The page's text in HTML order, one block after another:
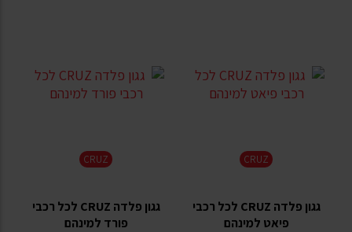
CRUZ
גגון פלדה CRUZ לכל רכבי
פיאט למינהם
CRUZ
גגון פלדה CRUZ לכל רכבי
פורד למינהם